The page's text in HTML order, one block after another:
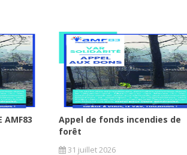
AMF83
Appel de fonds incendies de
forêt
31 juillet 2026